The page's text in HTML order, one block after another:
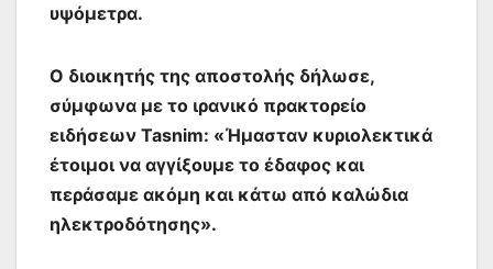
υψόμετρα.
Ο διοικητής της αποστολής δήλωσε,
σύμφωνα με το ιρανικό πρακτορείο
ειδήσεων Tasnim: «Ήμασταν κυριολεκτικά
έτοιμοι να αγγίξουμε το έδαφος και
περάσαμε ακόμη και κάτω από καλώδια
ηλεκτροδότησης».